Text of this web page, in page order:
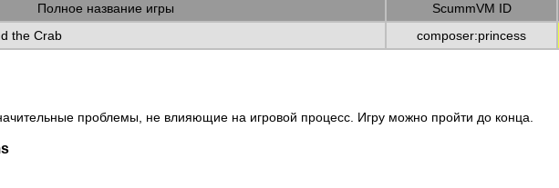
Полное название игры
ScummVM ID
the Crab
composer:princess
проблемы, не влияющие на игровой процесс. Игру можно пройти до конца.